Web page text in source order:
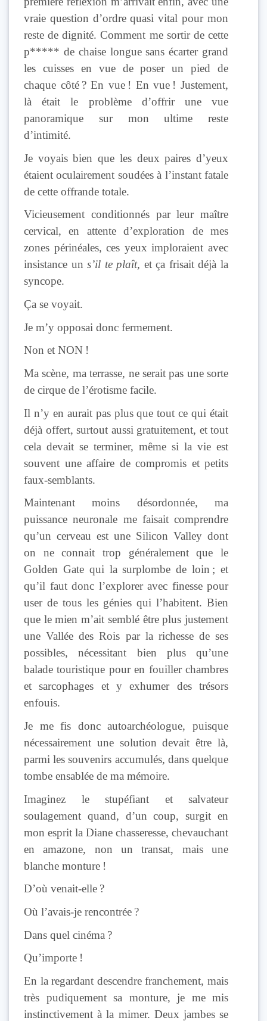
vraie question d’ordre quasi vital pour mon
reste de dignité. Comment me sortir de cette
p***** de chaise longue sans écarter grand
les cuisses en vue de poser un pied de
chaque côté ? En vue ! En vue ! Justement,
là était le problème d’offrir une vue
panoramique sur mon ultime reste
d’intimité.
Je voyais bien que les deux paires d’yeux
étaient oculairement soudées à l’instant fatale
de cette offrande totale.
Vicieusement conditionnés par leur maître
cervical, en attente d’exploration de mes
zones périnéales, ces yeux imploraient avec
insistance uns’il te plaît, et ça frisait déjà la
syncope.
Ça se voyait.
Je m’y opposai donc fermement.
Non et NON !
Ma scène, ma terrasse, ne serait pas une sorte
de cirque de l’érotisme facile.
Il n’y en aurait pas plus que tout ce qui était
déjà offert, surtout aussi gratuitement, et tout
cela devait se terminer, même si la vie est
souvent une affaire de compromis et petits
faux-semblants.
Maintenant moins désordonnée, ma
puissance neuronale me faisait comprendre
qu’un cerveau est une Silicon Valley dont
on ne connait trop généralement que le
Golden Gate qui la surplombe de loin ; et
qu’il faut donc l’explorer avec finesse pour
user de tous les génies qui l’habitent. Bien
que le mien m’ait semblé être plus justement
une Vallée des Rois par la richesse de ses
possibles, nécessitant bien plus qu’une
balade touristique pour en fouiller chambres
et sarcophages et y exhumer des trésors
enfouis.
Je me fis donc autoarchéologue, puisque
nécessairement une solution devait être là,
parmi les souvenirs accumulés, dans quelque
tombe ensablée de ma mémoire.
Imaginez le stupéfiant et salvateur
soulagement quand, d’un coup, surgit en
mon esprit la Diane chasseresse, chevauchant
en amazone, non un transat, mais une
blanche monture !
D’où venait-elle ?
Où l’avais-je rencontrée ?
Dans quel cinéma ?
Qu’importe !
En la regardant descendre franchement, mais
très pudiquement sa monture, je me mis
instinctivement à la mimer. Deux jambes se